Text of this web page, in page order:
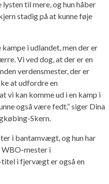
til mere, og hun håber
stadig på at kunne føje
i udlandet, men der er
Vi ved dog, at der er en
verdensmester, der er
at udfordre en
vi kan komme ud i en kamp i
også være fedt,” siger Dina
Skern.
i bantamvægt, og hun har
mester i
i fjervægt er også en